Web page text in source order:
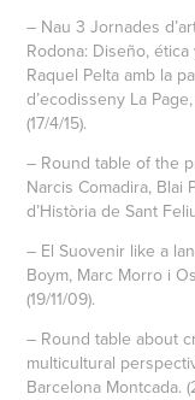
– Nau 3 Jornades
Rodona: Diseño,
Raquel Pelta amb la
d’ecodisseny La
(17/4/15).
– Round table of the
Narcis Comadira,
d’Història de Sant
– El Suovenir like a
Boym, Marc Morro i
(19/11/09).
– Round table about
multicultural
Barcelona Montcada.